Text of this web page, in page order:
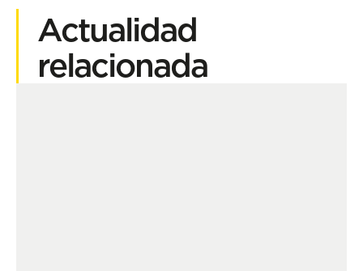
Actualidad
relacionada